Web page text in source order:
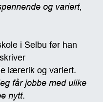
og variert,
i Selbu før han
lærerik og variert.
får jobbe med ulike
nytt.